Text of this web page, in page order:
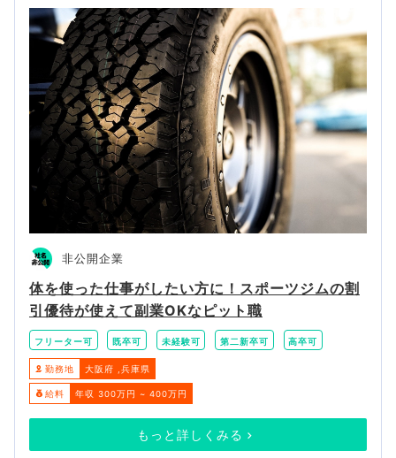
非公開企業
体を使った仕事がしたい方に！スポーツジムの割
引優待が使えて副業OKなピット職
フリーター可 既卒可 未経験可 第二新卒可 高卒可
勤務地 大阪府 兵庫県
給料 年収 300万円 ~ 400万円
もっと詳しくみる